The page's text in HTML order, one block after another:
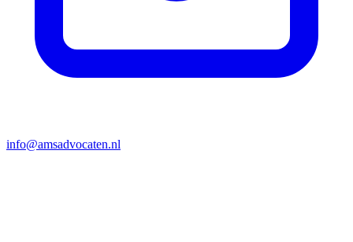
info@amsadvocaten.nl